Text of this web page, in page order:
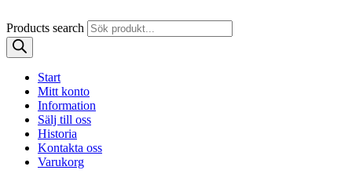
Products search
Start
Mitt konto
Information
Sälj till oss
Historia
Kontakta oss
Varukorg